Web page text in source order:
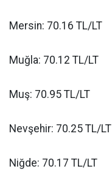
Mersin: 70.16 TL/LT
Muğla: 70.12 TL/LT
Muş: 70.95 TL/LT
Nevşehir: 70.25 TL/LT
Niğde: 70.17 TL/LT